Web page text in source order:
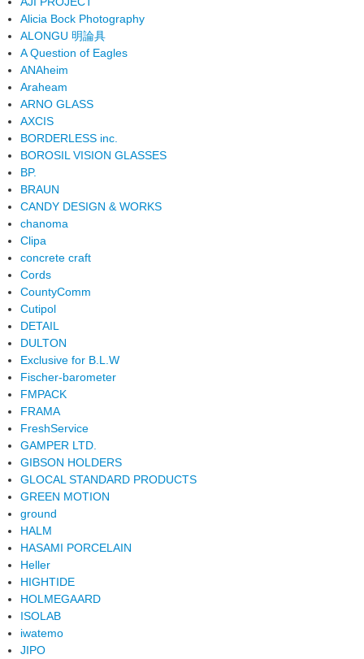
Alicia Bock Photography
ALONGU 明論具
A Question of Eagles
ANAheim
Araheam
ARNO GLASS
AXCIS
BORDERLESS inc.
BOROSIL VISION GLASSES
BP.
BRAUN
CANDY DESIGN & WORKS
chanoma
Clipa
concrete craft
Cords
CountyComm
Cutipol
DETAIL
DULTON
Exclusive for B.L.W
Fischer-barometer
FMPACK
FRAMA
FreshService
GAMPER LTD.
GIBSON HOLDERS
GLOCAL STANDARD PRODUCTS
GREEN MOTION
ground
HALM
HASAMI PORCELAIN
Heller
HIGHTIDE
HOLMEGAARD
ISOLAB
iwatemo
JIPO